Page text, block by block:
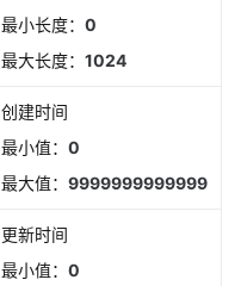
最小长度： 0
最大长度： 1024
创建时间
最小值： 0
最大值： 9999999999999
更新时间
最小值： 0